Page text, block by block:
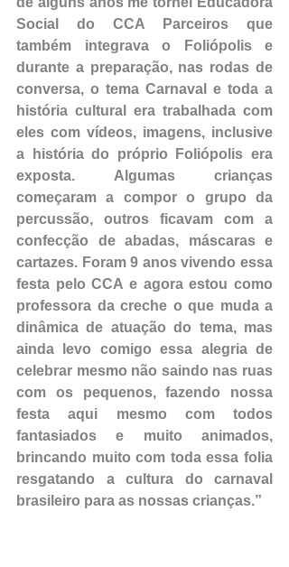
Social do CCA Parceiros que
também integrava o Foliópolis e
durante a preparação, nas rodas de
conversa, o tema Carnaval e toda a
história cultural era trabalhada com
eles com vídeos, imagens, inclusive
a história do próprio Foliópolis era
exposta. Algumas crianças
começaram a compor o grupo da
percussão, outros ficavam com a
confecção de abadas, máscaras e
cartazes. Foram 9 anos vivendo essa
festa pelo CCA e agora estou como
professora da creche o que muda a
dinâmica de atuação do tema, mas
ainda levo comigo essa alegria de
celebrar mesmo não saindo nas ruas
com os pequenos, fazendo nossa
festa aqui mesmo com todos
fantasiados e muito animados,
brincando muito com toda essa folia
resgatando a cultura do carnaval
brasileiro para as nossas crianças.”